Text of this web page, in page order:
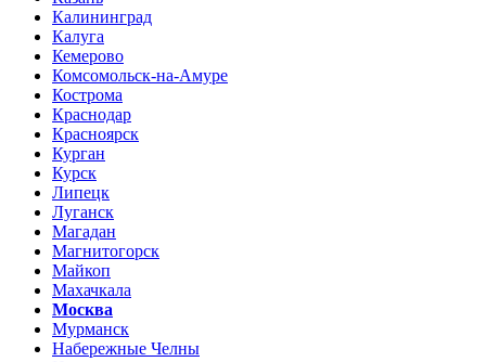
Калининград
Калуга
Кемерово
Комсомольск-на-Амуре
Кострома
Краснодар
Красноярск
Курган
Курск
Липецк
Луганск
Магадан
Магнитогорск
Майкоп
Махачкала
Москва
Мурманск
Набережные Челны